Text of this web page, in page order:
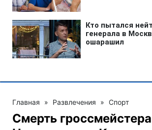
Главная » Развлечения » Спорт
Смерть гроссмейстера